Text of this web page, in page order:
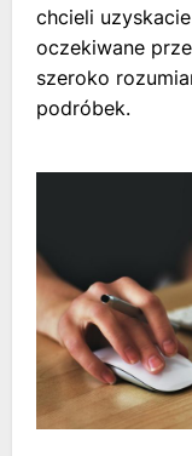
chcieli
oczekiwane
szeroko
podróbek.